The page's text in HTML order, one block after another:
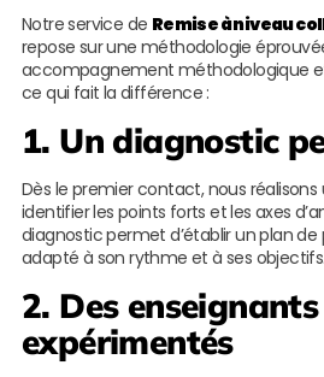
Notre service de Remise à niveau
repose sur une méthodologie
accompagnement méthodologique et
ce qui fait la différence :
1. Un diagnostic
Dès le premier contact, nous
identifier les points forts et les axes
diagnostic permet d’établir un plan de
adapté à son rythme et à ses objectifs.
2. Des enseignants
expérimentés